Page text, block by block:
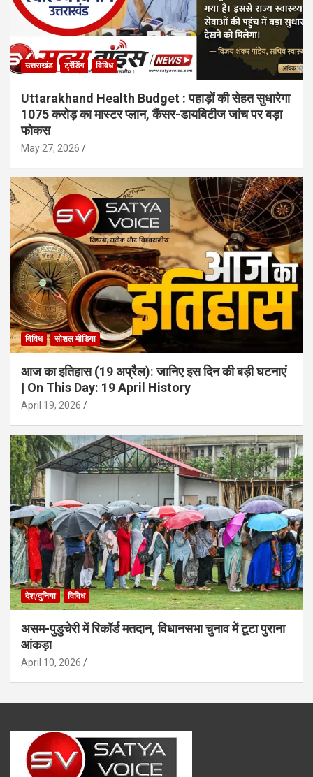
उत्तराखंड ट्रेंडिंग विविध
Uttarakhand Health Budget : पहाड़ों की सेहत सुधारेगा
1075 करोड़ का मास्टर प्लान, कैंसर-डायबिटीज जांच पर बड़ा
फोकस
May 27, 2026
विविध सोशल मीडिया
आज का इतिहास (19 अप्रैल): जानिए इस दिन की बड़ी घटनाएं
| On This Day: 19 April History
April 19, 2026
देश/दुनिया विविध
असम-पुडुचेरी में रिकॉर्ड मतदान, विधानसभा चुनाव में टूटा पुराना
आंकड़ा
April 10, 2026